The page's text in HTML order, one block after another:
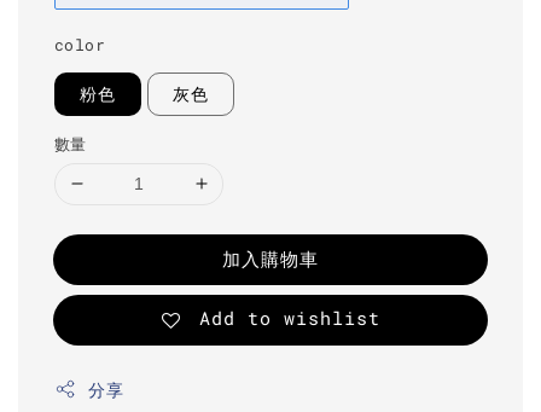
color
粉色 灰色
數量
加入購物車
Add to wishlist
分享